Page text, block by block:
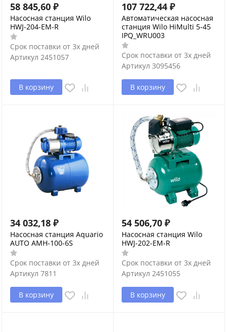
58 845,60 ₽
Насосная станция Wilo
HWJ-204-EM-R
Срок поставки от 3х дней
Артикул 2451057
В корзину
107 722,44 ₽
Автоматическая насосная
станция Wilo HiMulti 5-45
IPQ_WRU003
Срок поставки от 3х дней
Артикул 3095456
В корзину
34 032,18 ₽
Насосная станция Aquario
AUTO AMH-100-6S
Срок поставки от 3х дней
Артикул 7811
В корзину
54 506,70 ₽
Насосная станция Wilo
HWJ-202-EM-R
Срок поставки от 3х дней
Артикул 2451055
В корзину